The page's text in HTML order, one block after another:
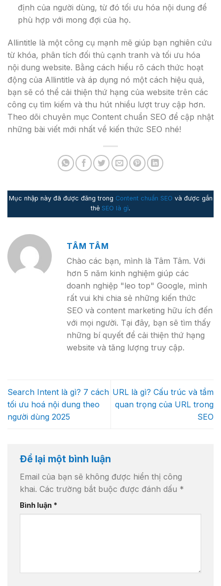
định của người dùng, từ đó tối ưu hóa nội dung để
phù hợp với mong đợi của họ.
Allintitle là một công cụ mạnh mẽ giúp bạn nghiên cứu
từ khóa, phân tích đối thủ cạnh tranh và tối ưu hóa
nội dung website. Bằng cách hiểu rõ cách thức hoạt
động của Allintitle và áp dụng nó một cách hiệu quả,
bạn sẽ có thể cải thiện thứ hạng của website trên các
công cụ tìm kiếm và thu hút nhiều lượt truy cập hơn.
Theo dõi chuyên mục Content chuẩn SEO để cập nhật
những bài viết mới nhất về kiến thức SEO nhé!
Mục nhập này đã được đăng trong Content chuẩn SEO và được gắn
thẻ SEO là gì.
TÂM TÂM
Chào các bạn, mình là Tâm Tâm. Với
hơn 5 năm kinh nghiệm giúp các
doanh nghiệp "leo top" Google, mình
rất vui khi chia sẻ những kiến thức
SEO và content marketing hữu ích đến
với mọi người. Tại đây, bạn sẽ tìm thấy
những bí quyết để cải thiện thứ hạng
website và tăng lượng truy cập.
Search Intent là gì? 7 cách
tối ưu hoá nội dung theo
người dùng 2025
URL là gì? Cấu trúc và tầm
quan trọng của URL trong
SEO
Để lại một bình luận
Email của bạn sẽ không được hiển thị công
khai. Các trường bắt buộc được đánh dấu *
Bình luận *